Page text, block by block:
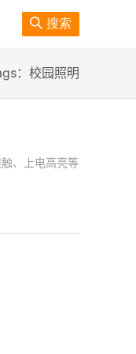
 搜索
：校园照明
、上电高亮等